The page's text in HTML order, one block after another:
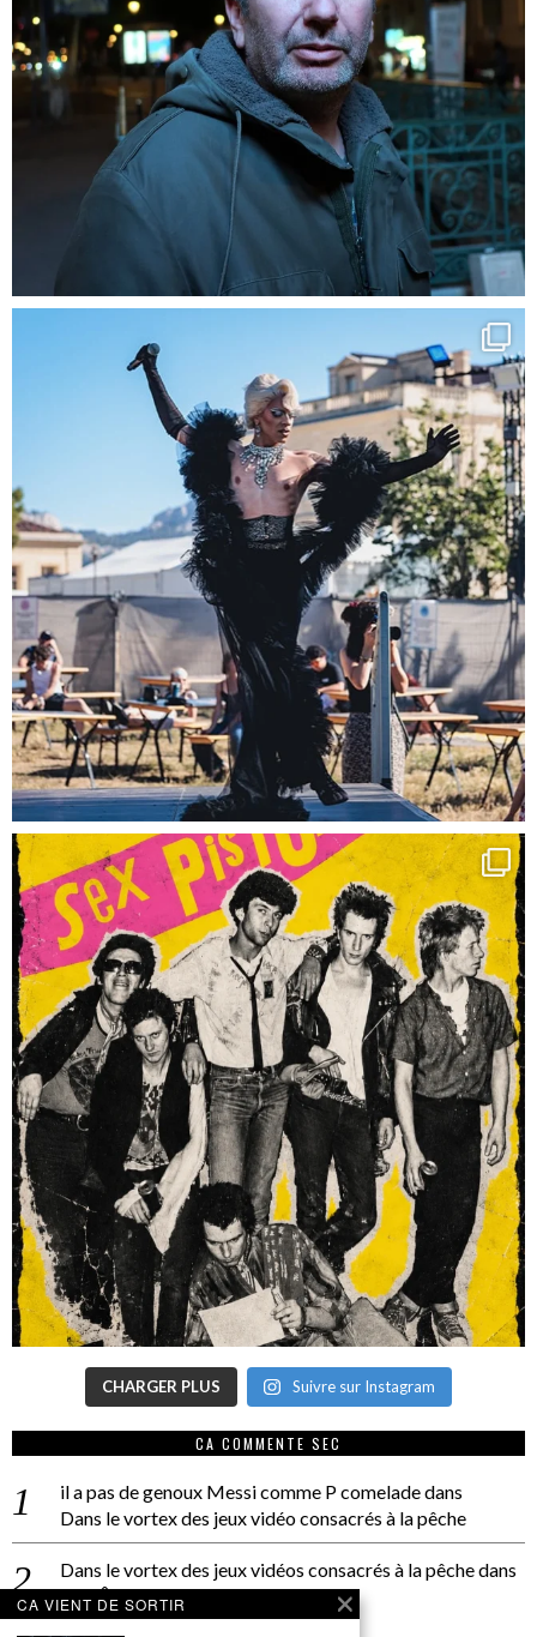
CHARGER PLUS Suivre sur Instagram
CA COMMENTE SEC
il a pas de genoux Messi comme P comeladedans
Dans le vortex des jeux vidéo consacrés à la pêche
Dans le vortex des jeux vidéos consacrés à la pêchedans
PACÔME THIELLEMENT
La séance d’Hip Gnose
CA VIENT DE SORTIR